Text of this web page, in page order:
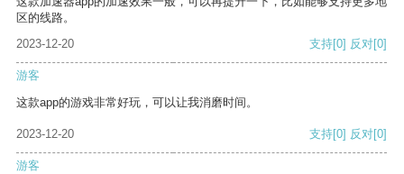
区的线路。
2023-12-20
支持[0] 反对[0]
游客
这款app的游戏非常好玩，可以让我消磨时间。
2023-12-20 支持[0] 反对[0]
游客